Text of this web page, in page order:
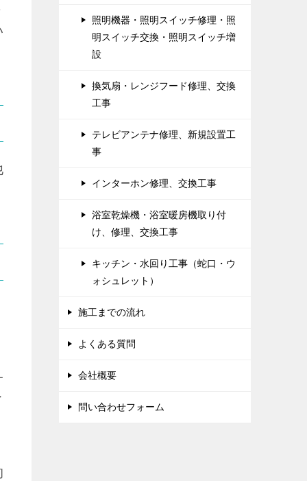
照明機器・照明スイッチ修理・照
明スイッチ交換・照明スイッチ増
設
換気扇・レンジフード修理、交換
工事
テレビアンテナ修理、新規設置工
事
インターホン修理、交換工事
浴室乾燥機・浴室暖房機取り付
け、修理、交換工事
キッチン・水回り工事（蛇口・ウ
ォシュレット）
施工までの流れ
よくある質問
会社概要
問い合わせフォーム